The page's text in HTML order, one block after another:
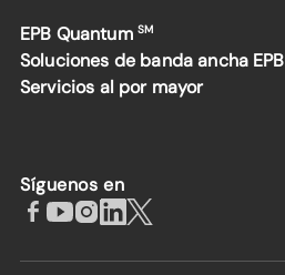
EPB Quantum SM
Soluciones de banda ancha EPB
Servicios al por mayor
Síguenos en